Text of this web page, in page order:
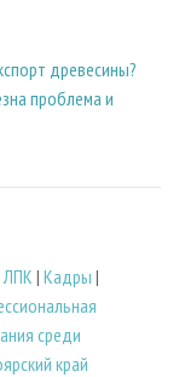
древесины?
проблема и
ЛПК| Кадры |
среди
край